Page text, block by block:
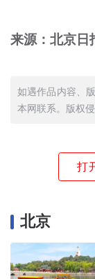
来源：北京日
如遇作品内容、
本网联系。版权
打
北京